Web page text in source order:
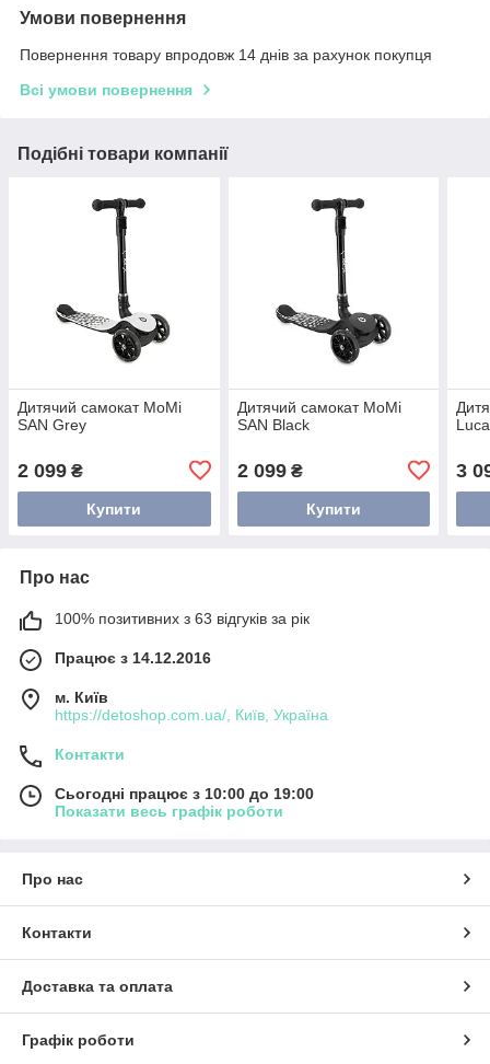
Умови повернення
Повернення товару впродовж 14 днів за рахунок покупця
Всі умови повернення
Подібні товари компанії
Дитячий самокат MoMi
SAN Grey
2 099 ₴
Купити
Дитячий самокат MoMi
SAN Black
2 099₴
Купити
3
Про нас
100% позитивних з 63 відгуків за рік
Працює з 14.12.2016
м. Київ
https://detoshop.com.ua/, Київ, Україна
Контакти
Сьогодні працює з 10:00 до 19:00
Показати весь графік роботи
Про нас
Контакти
Доставка та оплата
Графік роботи